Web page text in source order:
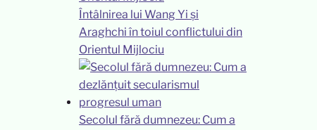
Întâlnirea lui Wang Yi și
Araghchi în toiul conflictului din
Orientul Mijlociu
Secolul fără dumnezeu: Cum a